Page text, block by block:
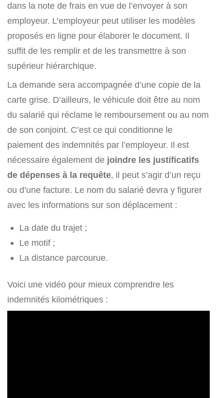
dans la note de frais en vue de l’envoyer à son
employeur. L’employeur peut utiliser les modèles
proposés en ligne pour élaborer le document. Il
suffit de les remplir et de les transmettre à son
supérieur hiérarchique.
La demande sera accompagnée d’une copie de la
carte grise. D’ailleurs, le véhicule doit être au nom
du salarié qui réclame le remboursement ou au nom
de son conjoint. C’est ce qui conditionne le
paiement des indemnités par l’employeur. Il est
nécessaire également de joindre les justificatifs
de dépenses à la requête, il peut s’agir d’un reçu
ou d’une facture. Le nom du salarié devra y figurer
avec les informations sur son déplacement :
La date du trajet ;
Le motif ;
La distance parcourue.
Voici une vidéo pour mieux comprendre les
indemnités kilométriques :